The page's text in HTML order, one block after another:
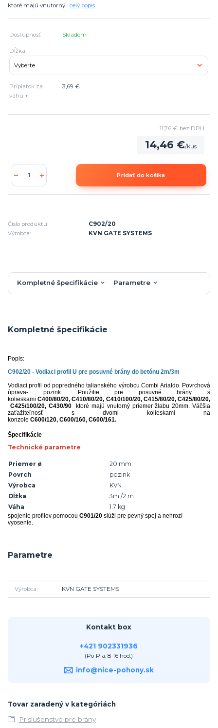
ktoré majú vnutorný... celý popis
Dostupnosť Skladom
Dĺžka
Príplatok za
váhu +
3,69 €
14,46 €/kus
11,76 € bez DPH
Pridať do košíka
Číslo produktu:
C902/20
Výrobca:
KVN GATE SYSTEMS
Kompletné špecifikácie Parametre
Kompletné špecifikácie
Popis:
C902/20 - Vodiaci profil U pre posuvné brány do betónu 2m/3m
Vodiaci profil od popredného talianského výrobcu Combi Arialdo. Povrchová
úprava- pozink. Použitie pre posuvné brány s
kolieskamiC400/80/20, C410/80/20, C410/100/20, C415/80/20, C425/80/20,
C425/100/20, C430/90ktoré majú vnutorný priemer žlabu 20mm. Väčšia
zaťažiteľnosť s dvomi kolieskami na
konzole C600/120, C600/160, C600/161.
Špecifikácie
Technické parametre
Priemer ø
20 mm
Povrch
pozink
Výrobca
KVN
Dĺžka
3m /2 m
Váha
1.7 kg
spojenie profilov pomocou C901/20 slúži pre pevný spoj a nehrozí
vyosenie.
Parametre
Výrobca KVN GATE SYSTEMS
Kontakt box
+421 902331936
(Po-Pia, 8-16 hod.)
info@nice-pohony.sk
Tovar zaradený v kategóriách
Príslušenstvo pre brány